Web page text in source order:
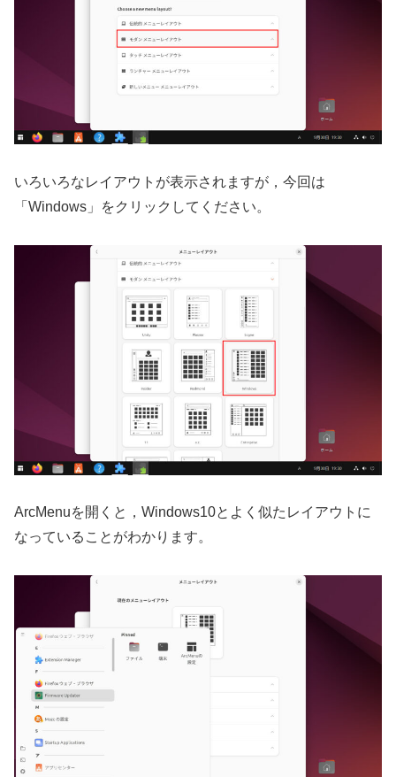
いろいろなレイアウトが表示されますが，今回は
「Windows」をクリックしてください。
ArcMenuを開くと，Windows10とよく似たレイアウトに
なっていることがわかります。